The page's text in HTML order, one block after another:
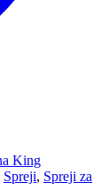
Spreji, Spreji za